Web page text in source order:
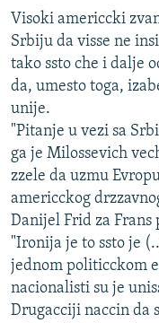
FOTOGALERIJE
INFOGRAFIKE
RAT U UKRAJINI
KINA NA BALKANU
RSE PRIČE IZ SVIJETA
ISPRIČAJ MI
DNEVNO@RSE
SPECIJALI RSE
VIŠE OD NASLOVA
GENOCID U SREBRENICI
POPLAVE I KLIZIŠTA U BIH
TV LIBERTY
PRATITE NAS
Sve RFE/RL
Visoki americcki
Srbiju da visse ne
tako ssto che i dalje
da, umesto toga,
unije.
"Pitanje u vezi sa
ga je Milossevich
zzele da uzmu
americckog
Danijel Frid za Frans
"Ironija je to ssto je
jednom politicckom
nacionalisti su je
Drugacciji naccin da